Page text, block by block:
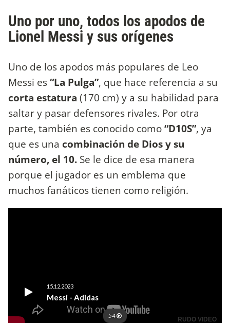
Uno por uno, todos los apodos de
Lionel Messi y sus orígenes
Uno de los apodos más populares de Leo
Messi es“La Pulga”, que hace referencia a su
corta estatura (170 cm) y a su habilidad para
saltar y pasar defensores rivales. Por otra
parte, también es conocido como“D10S”, ya
que es una combinación de Dios y su
número, el 10. Se le dice de esa manera
porque el jugador es un emblema que
muchos fanáticos tienen como religión.